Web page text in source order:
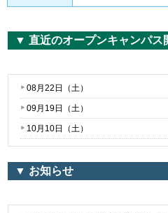
▼ お知らせ
▼ 直近のオープンキャンパス
08月22日（土）
09月19日（土）
10月10日（土）